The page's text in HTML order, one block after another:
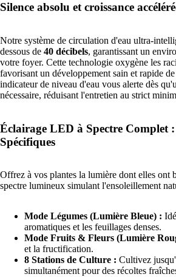
Silence absolu et croissance
Notre système de circulation d'eau ultra-
dessous de 40 décibels, garantissant un
votre foyer. Cette technologie oxygène les
favorisant un développement sain et rapide
indicateur de niveau d'eau vous alerte dès
nécessaire, réduisant l'entretien au strict
Éclairage LED à Spectre Complet
Spécifiques
Offrez à vos plantes la lumière dont elles ont
spectre lumineux simulant l'ensoleillement
Mode Légumes (Lumière Bleue) :
aromatiques et les feuillages denses.
Mode Fruits & Fleurs (Lumière
et la fructification.
8 Stations de Culture : Cultivez
simultanément pour des récoltes